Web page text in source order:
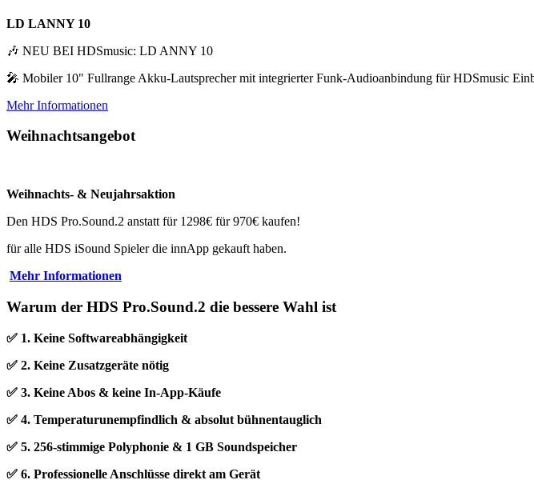
LD LANNY 10
🎶 NEU BEI HDSmusic: LD ANNY 10
🎤 Mobiler 10" Fullrange Akku-Lautsprecher mit integrierter Funk-Audioanbindung für HDSmusic
Mehr Informationen
Weihnachtsangebot
Weihnachts- & Neujahrsaktion
Den HDS Pro.Sound.2 anstatt für 1298€ für 970€ kaufen!
für alle HDS iSound Spieler die innApp gekauft haben.
Mehr Informationen
Warum der HDS Pro.Sound.2 die bessere Wahl ist
✅ 1. Keine Softwareabhängigkeit
✅ 2. Keine Zusatzgeräte nötig
✅ 3. Keine Abos & keine In‑App‑Käufe
✅ 4. Temperaturunempfindlich & absolut bühnentauglich
✅ 5. 256‑stimmige Polyphonie & 1 GB Soundspeicher
✅ 6. Professionelle Anschlüsse direkt am Gerät